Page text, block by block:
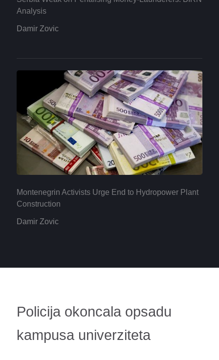
Analysis
Damir Zovic
Montenegrin Activists Urge End to Hydropower Plant
Construction
Damir Zovic
Policija okoncala opsadu
kampusa univerziteta